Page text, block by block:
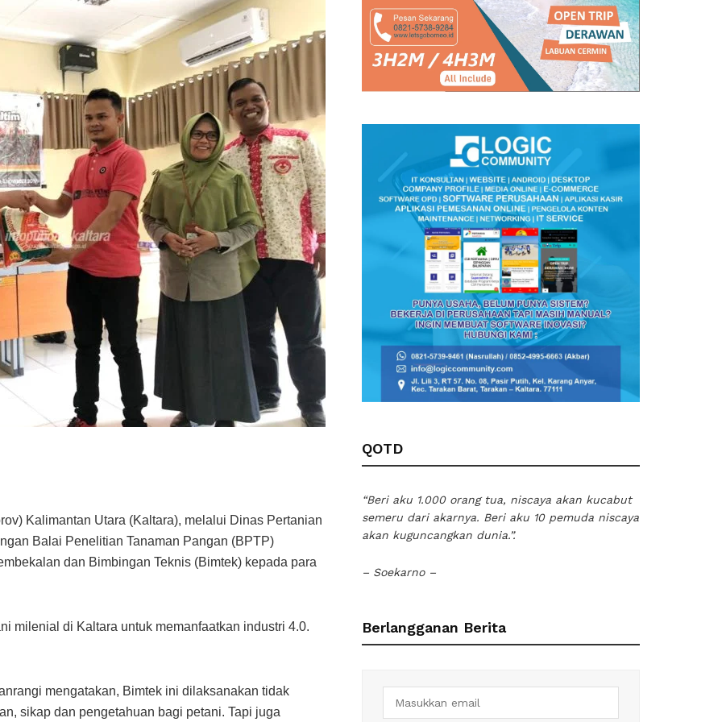
Kalimantan Utara (Kaltara), melalui Dinas Pertanian
Balai Penelitian Tanaman Pangan (BPTP)
dan Bimbingan Teknis (Bimtek) kepada para
milenial di Kaltara untuk memanfaatkan industri 4.0.
mengatakan, Bimtek ini dilaksanakan tidak
sikap dan pengetahuan bagi petani. Tapi juga
QOTD
“Beri aku 1.000 orang tua, niscaya akan kucabut
semeru dari akarnya. Beri aku 10 pemuda niscaya
akan kuguncangkan dunia.”.
– Soekarno –
Berlangganan Berita